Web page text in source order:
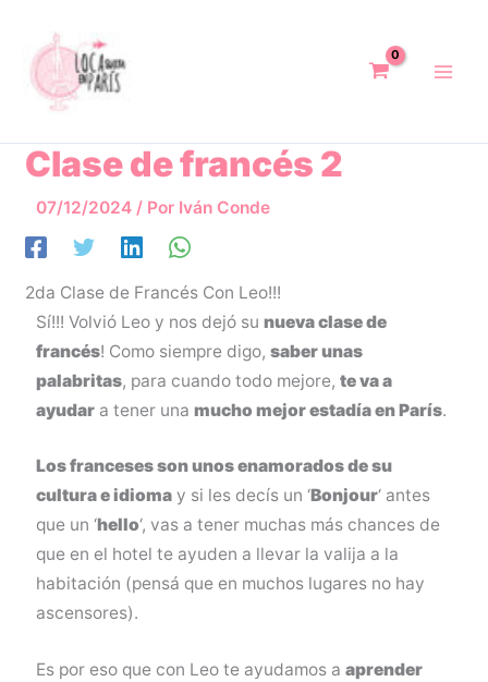
contenido
Clase de francés 2
07/12/2024 / Por Iván Conde
2da Clase de Francés Con Leo!!!
Sí!!! Volvió Leo y nos dejó sunueva clase de
francés! Como siempre digo,saber unas
palabritas, para cuando todo mejore,te va a
ayudar a tener unamucho mejor estadía en París.
Los franceses son unos enamorados de su
cultura e idioma y si les decís un ‘Bonjour‘ antes
que un ‘hello‘, vas a tener muchas más chances de
que en el hotel te ayuden a llevar la valija a la
habitación (pensá que en muchos lugares no hay
ascensores).
Es por eso que con Leo te ayudamos aaprender